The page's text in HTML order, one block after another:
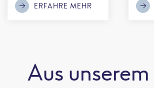
ERFAHRE MEHR
Aus